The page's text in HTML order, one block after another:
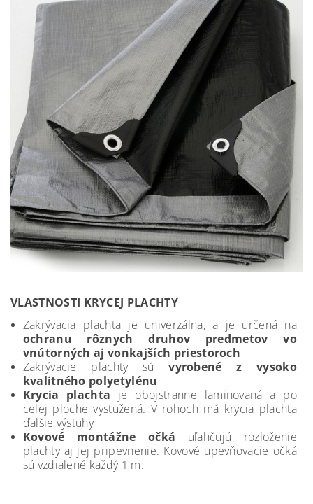
VLASTNOSTI KRYCEJ PLACHTY
Zakrývacia plachta je univerzálna, a je určená na
ochranu rôznych druhov predmetov vo
vnútorných aj vonkajších priestoroch
Zakrývacie plachty súvyrobené z vysoko
kvalitného polyetylénu
Krycia plachta je obojstranne laminovaná a po
celej ploche vystužená. V rohoch má krycia plachta
ďalšie výstuhy
Kovové montážne očká uľahčujú rozloženie
plachty aj jej pripevnenie. Kovové upevňovacie očká
sú vzdialené každý 1 m.